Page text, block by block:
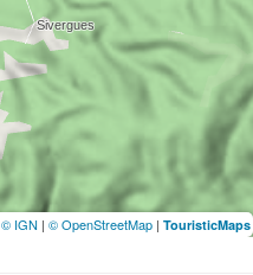
© IGN | © OpenStreetMap | TouristicMaps